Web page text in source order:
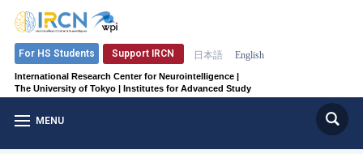
International Research Center for Neurointelligence |
The University of Tokyo | Institutes for Advanced Study
For HS Students Support IRCN 日本語 English
MENU